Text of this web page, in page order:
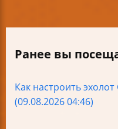
Ранее вы
Как настроить
(09.08.2026 04:46)